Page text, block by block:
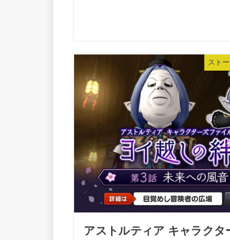
スト
アストルティア キャラクタ